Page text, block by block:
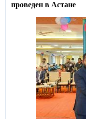
проведен в Астане